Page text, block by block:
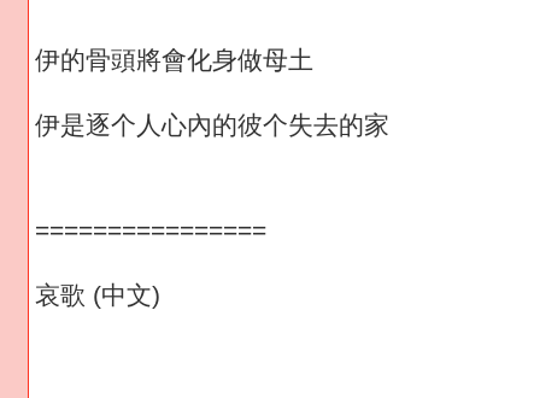
伊的骨頭將會化身做母土
伊是逐个人心內的彼个失去的家
================
哀歌 (中文)